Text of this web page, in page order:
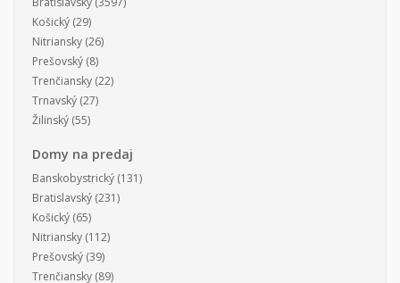
Košický (29)
Nitriansky (26)
Prešovský (8)
Trenčiansky (22)
Trnavský (27)
Žilinský (55)
Domy na predaj
Banskobystrický (131)
Bratislavský (231)
Košický (65)
Nitriansky (112)
Prešovský (39)
Trenčiansky (89)